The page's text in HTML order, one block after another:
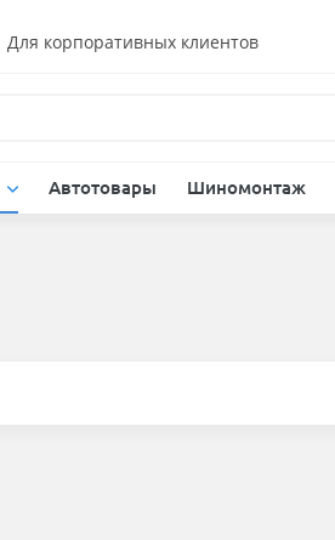
Для корпоративных клиентов
Автотовары Шиномонтаж